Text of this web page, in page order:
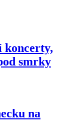
koncerty,
smrky
na